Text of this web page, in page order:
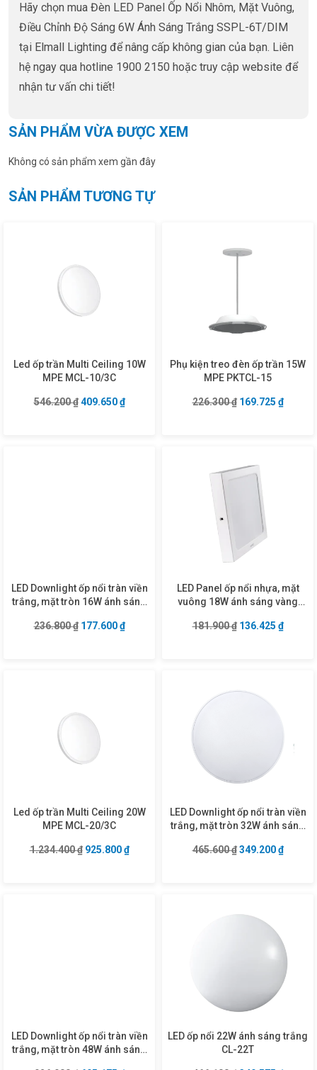
Hãy chọn mua Đèn LED Panel Ốp Nổi Nhôm, Mặt Vuông,
Điều Chỉnh Độ Sáng 6W Ánh Sáng Trắng SSPL-6T/DIM
tại Elmall Lighting để nâng cấp không gian của bạn. Liên
hệ ngay qua hotline 1900 2150 hoặc truy cập website để
nhận tư vấn chi tiết!
SẢN PHẨM VỪA ĐƯỢC XEM
Không có sản phẩm xem gần đây
SẢN PHẨM TƯƠNG TỰ
Led ốp trần Multi Ceiling 10W
MPE MCL-10/3C
546.200₫ Giá gốc là: 546.200 ₫.
409.650₫Giá hiện tại là: 409.650 ₫.
Phụ kiện treo đèn ốp trần 15W
MPE PKTCL-15
226.300₫ Giá gốc là:
169.725 ₫Giá
LED Downlight ốp nổi tràn viền
trắng, mặt tròn 16W ánh sáng
236.800₫ Giá gốc là: 236.800 ₫.
177.600₫Giá hiện tại là: 177.600 ₫.
LED Panel ốp nổi nhựa, mặt
vuông 18W ánh sáng vàng
181.900₫ Giá gốc là:
136.425 ₫Giá
Led ốp trần Multi Ceiling 20W
MPE MCL-20/3C
1.234.400₫ Giá gốc là: 1.234.400 ₫.
925.800₫Giá hiện tại là: 925.800 ₫.
LED Downlight ốp nổi tràn viền
trắng, mặt tròn 32W ánh sáng
465.600₫ Giá gốc là:
349.200₫Giá
LED Downlight ốp nổi tràn viền
trắng, mặt tròn 48W ánh sáng
LED ốp nổi 22W ánh sáng trắng
CL-22T